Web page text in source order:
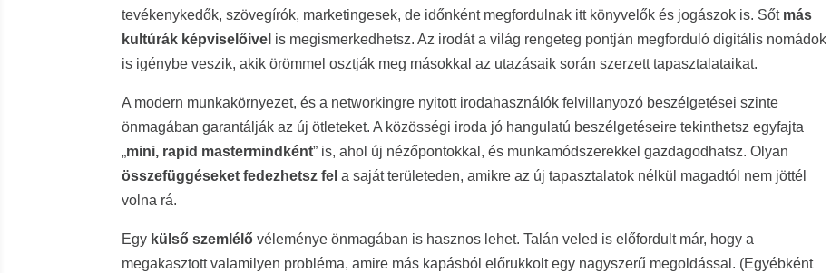
tevékenykedők, szövegírók, marketingesek, de időnként megfordulnak itt könyvelők és jogászok is. Sőt más
kultúrák képviselőivel is megismerkedhetsz. Az irodát a világ rengeteg pontján megforduló digitális nomádok
is igénybe veszik, akik örömmel osztják meg másokkal az utazásaik során szerzett tapasztalataikat.
A modern munkakörnyezet, és a networkingre nyitott irodahasználók felvillanyozó beszélgetései szinte
önmagában garantálják az új ötleteket. A közösségi iroda jó hangulatú beszélgetéseire tekinthetsz egyfajta
„mini, rapid mastermindként” is, ahol új nézőpontokkal, és munkamódszerekkel gazdagodhatsz. Olyan
összefüggéseket fedezhetsz fel a saját területeden, amikre az új tapasztalatok nélkül magadtól nem jöttél
volna rá.
Egy külső szemlélő véleménye önmagában is hasznos lehet. Talán veled is előfordult már, hogy a
megakasztott valamilyen probléma, amire más kapásból előrukkolt egy nagyszerű megoldással. (Egyébként